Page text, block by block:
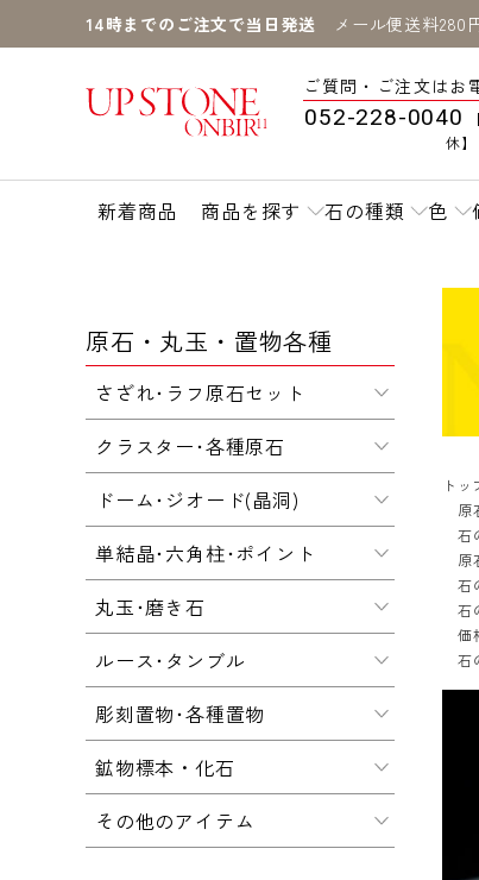
14時までのご注文で当日発送 メール便送料280
ご質問・ご注文はお
052-228-0040
休】
新着商品 商品を探す 石の種類 色
トッ
原
石
原
石
石
価
石
原石・丸玉・置物各種
さざれ･ラフ原石セット
クラスター･各種原石
ドーム･ジオード(晶洞)
単結晶･六角柱･ポイント
丸玉･磨き石
ルース･タンブル
彫刻置物･各種置物
鉱物標本・化石
その他のアイテム